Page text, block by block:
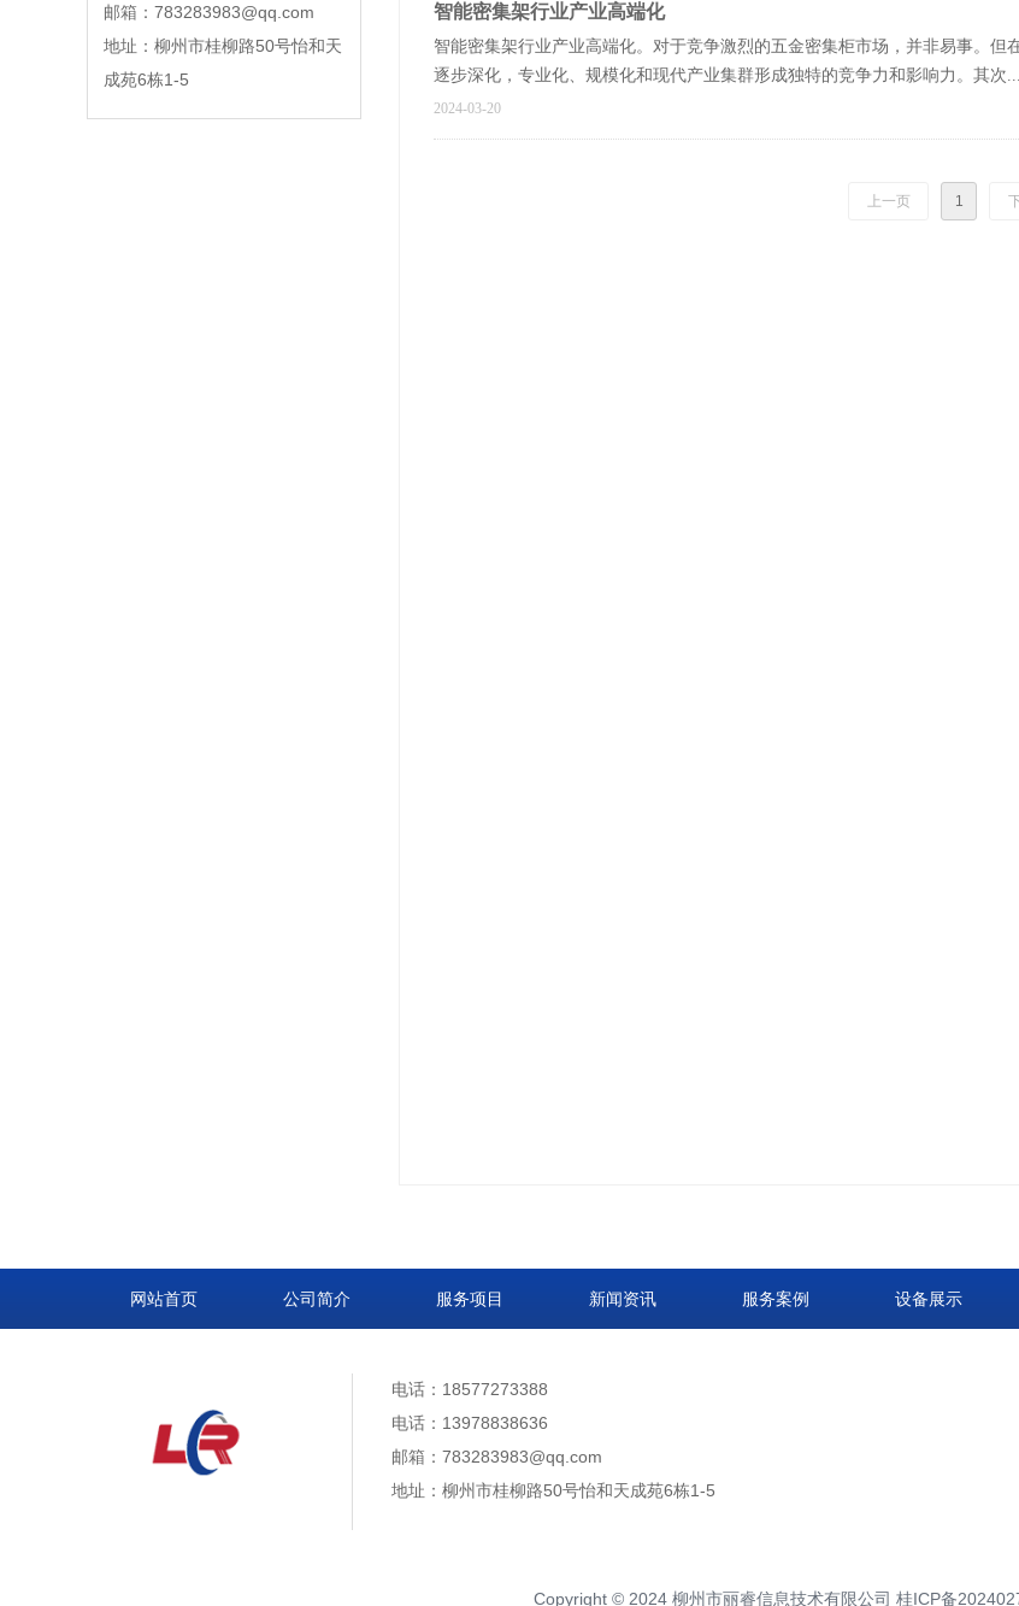
智能密集架行业产业高端化
智能密集架行业产业高端化。对于竞争激烈的五金密集柜市场，并非易事。
逐步深化，专业化、规模化和现代产业集群形成独特的竞争力和影响力。其次...
2024-03-20
上一页 1
邮箱：783283983@qq.com
地址：柳州市桂柳路50号怡和天
成苑6栋1-5
网站首页 公司简介 服务项目 新闻资讯 服务案例 设备展示
电话：18577273388
电话：13978838636
邮箱：783283983@qq.com
地址：柳州市桂柳路50号怡和天成苑6栋1-5
Copyright © 2024 柳州市丽睿信息技术有限公司 桂ICP备